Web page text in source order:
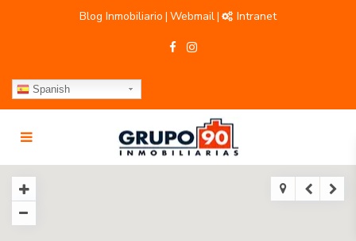
Blog Inmobiliario | Webmail| Intranet
Spanish